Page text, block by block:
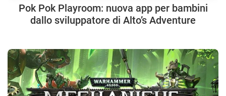
Pok Pok Playroom: nuova app per bambini
dallo sviluppatore di Alto’s Adventure